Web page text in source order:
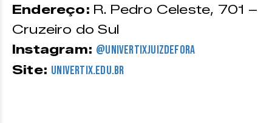
Endereço: R. Pedro Celeste, 701 –
Cruzeiro do Sul
Instagram: @univertixjuizdefora
Site: univertix.edu.br